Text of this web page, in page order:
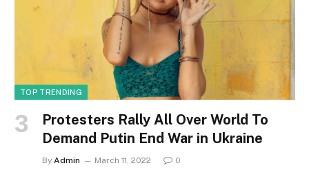
TOP TRENDING
Protesters Rally All Over World To
Demand Putin End War in Ukraine
By Admin March 11, 2022 0